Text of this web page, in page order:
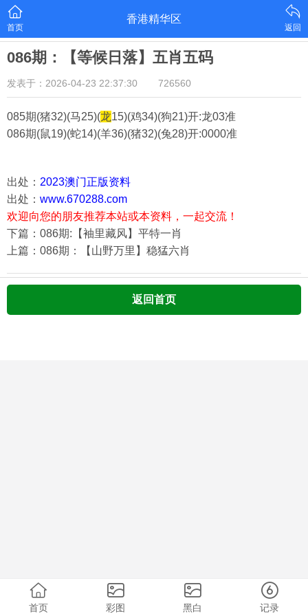
首页
香港精华区
返回
086期：【等候日落】五肖五码
发表于：2026-04-23 22:37:30 726560
085期(猪32)(马25)(龙15)(鸡34)(狗21)开:龙03准
086期(鼠19)(蛇14)(羊36)(猪32)(兔28)开:0000准
出处： 2023澳门正版资料
出处： www.670288.com
欢迎向您的朋友推荐本站或本资料，一起交流！
下篇：086期:【袖里藏风】平特一肖
上篇：086期：【山野万里】稳猛六肖
返回首页
首页 彩图 黑白 记录